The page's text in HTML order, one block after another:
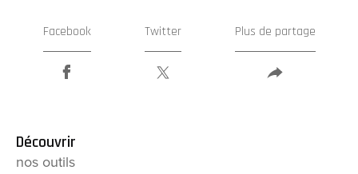
Facebook Twitter Plus de partage
découvrir
nos outils